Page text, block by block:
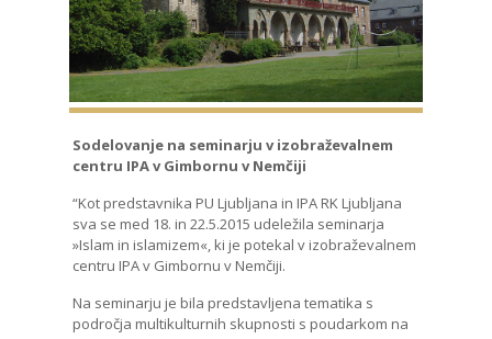
Sodelovanje na seminarju v izobraževalnem
centru IPA v Gimbornu v Nemčiji
“Kot predstavnika PU Ljubljana in IPA RK Ljubljana
sva se med 18. in 22.5.2015 udeležila seminarja
»Islam in islamizem«, ki je potekal v izobraževalnem
centru IPA v Gimbornu v Nemčiji.
Na seminarju je bila predstavljena tematika s
področja multikulturnih skupnosti s poudarkom na